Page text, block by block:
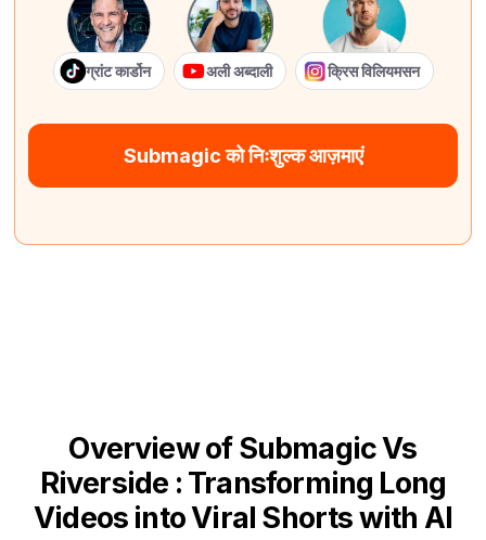
ग्रांट कार्डोन अली अब्दाली क्रिस विलियमसन
Submagic को निःशुल्क आज़माएं
Overview of Submagic Vs
Riverside : Transforming Long
Videos into Viral Shorts with AI